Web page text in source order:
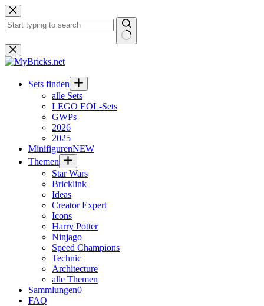
Zum
Inhalt
springen
Keine
Ergebnisse
Sets finden
alle Sets
LEGO EOL-Sets
GWPs
2026
2025
MinifigurenNEW
Themen
Star Wars
Bricklink
Ideas
Creator Expert
Icons
Harry Potter
Ninjago
Speed Champions
Technic
Architecture
alle Themen
Sammlungen0
FAQ